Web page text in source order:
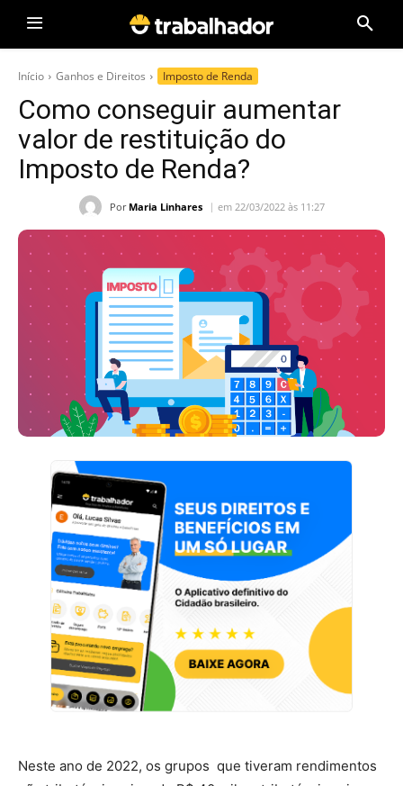
Início Ganhos e Direitos Imposto de Renda
Como conseguir aumentar
valor de restituição do
Imposto de Renda?
Por Maria Linhares em 22/03/2022 às 11:27
Neste ano de 2022, os grupos que tiveram rendimentos